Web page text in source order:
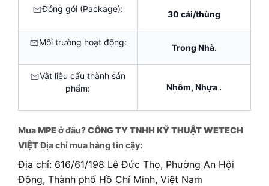
Đóng gói (Package):
30 cái/thùng
Môi trường hoạt động:
Trong Nhà.
Vật liệu cấu thành sản
phẩm:
Nhôm, Nhựa .
MuaMPEở đâu?CÔNG TY TNHH KỸ THUẬT WETECH
VIỆTĐịa chỉ mua hàng tin cậy:
Địa chỉ: 616/61/198 Lê Đức Thọ, Phường An Hội
Đông, Thành phố Hồ Chí Minh, Việt Nam